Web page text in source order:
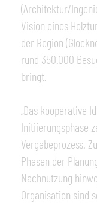
(Architektur/
Vision eines
der Region
rund 350.000
bringt.
„Das kooperative
Initiierungsphase
Vergabeprozess.
Phasen der
Nachnutzung
Organisation sind